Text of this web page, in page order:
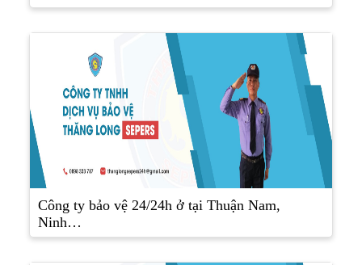
Công ty bảo vệ 24/24h ở tại Thuận Nam,
Ninh…